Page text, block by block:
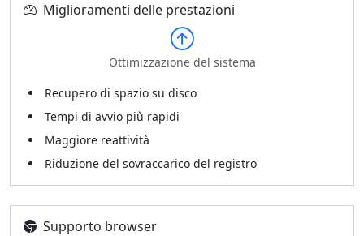
Miglioramenti delle prestazioni
Ottimizzazione del sistema
Recupero di spazio su disco
Tempi di avvio più rapidi
Maggiore reattività
Riduzione del sovraccarico del registro
Supporto browser